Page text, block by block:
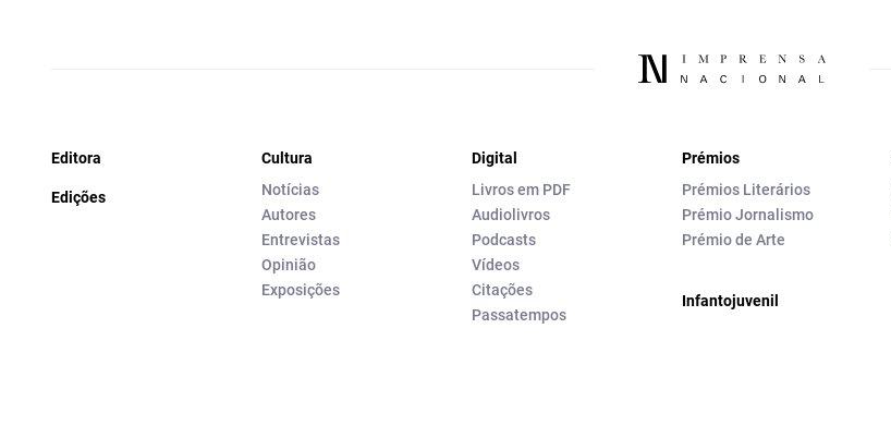
Editora
Edições
Cultura
Notícias
Autores
Entrevistas
Opinião
Exposições
Digital
Livros em PDF
Audiolivros
Podcasts
Vídeos
Citações
Passatempos
Prémios
Prémios Literários
Prémio Jornalismo
Prémio de Arte
Infantojuvenil